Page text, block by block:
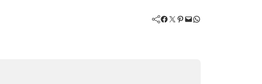
Facebook Twitter Pinterest Mail WhatsApp